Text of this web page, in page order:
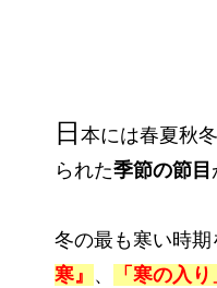
日 本には春夏秋
られた季節の節目
冬の最も寒い時期
寒』 、 「寒の入り